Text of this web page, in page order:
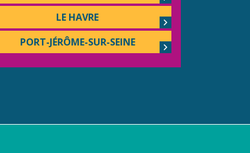
LE HAVRE
PORT-JÉRÔME-SUR-SEINE